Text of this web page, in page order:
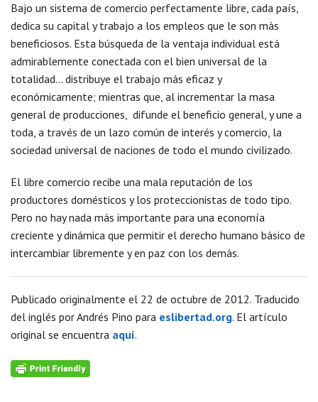
Bajo un sistema de comercio perfectamente libre, cada país,
dedica su capital y trabajo a los empleos que le son más
beneficiosos. Esta búsqueda de la ventaja individual está
admirablemente conectada con el bien universal de la
totalidad… distribuye el trabajo más eficaz y
económicamente; mientras que, al incrementar la masa
general de producciones, difunde el beneficio general, y une a
toda, a través de un lazo común de interés y comercio, la
sociedad universal de naciones de todo el mundo civilizado.
El libre comercio recibe una mala reputación de los
productores domésticos y los proteccionistas de todo tipo.
Pero no hay nada más importante para una economía
creciente y dinámica que permitir el derecho humano básico de
intercambiar libremente y en paz con los demás.
Publicado originalmente el 22 de octubre de 2012. Traducido
del inglés por Andrés Pino para eslibertad.org. El artículo
original se encuentra aquí.